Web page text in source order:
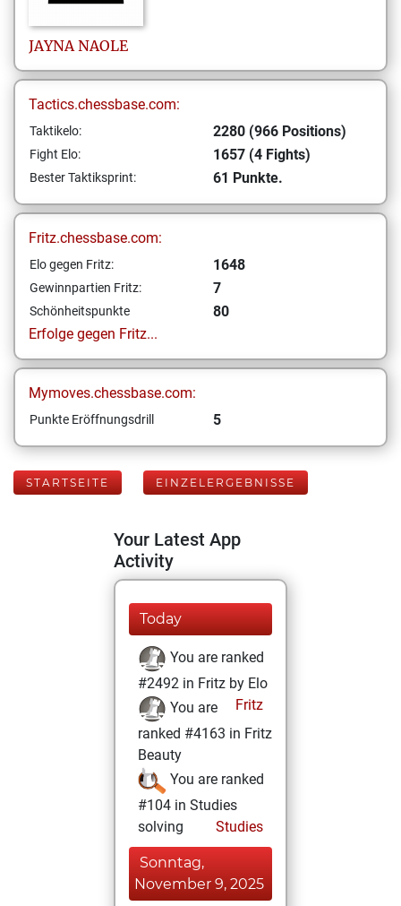
JAYNA NAOLE
Tactics.chessbase.com:
Taktikelo: 2280 (966 Positions)
Fight Elo: 1657 (4 Fights)
Bester Taktiksprint: 61 Punkte.
Fritz.chessbase.com:
Elo gegen Fritz: 1648
Gewinnpartien Fritz: 7
Schönheitspunkte
80
Erfolge gegen Fritz...
Mymoves.chessbase.com:
Punkte Eröffnungsdrill 5
STARTSEITE EINZELERGEBNISSE
Your Latest App
Activity
Today
You are ranked
#2492 in Fritz by Elo
Fritz
You are
ranked #4163 in Fritz
Beauty
You are ranked
#104 in Studies
solving
Studies
Sonntag,
November 9, 2025